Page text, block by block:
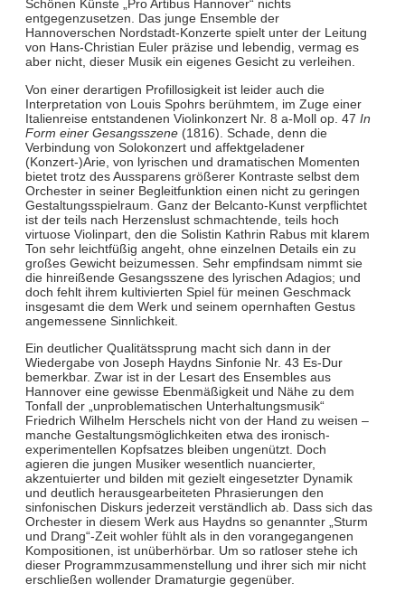
Schönen Künste „Pro Artibus Hannover“ nichts
entgegenzusetzen. Das junge Ensemble der
Hannoverschen Nordstadt-Konzerte spielt unter der Leitung
von Hans-Christian Euler präzise und lebendig, vermag es
aber nicht, dieser Musik ein eigenes Gesicht zu verleihen.
Von einer derartigen Profillosigkeit ist leider auch die
Interpretation von Louis Spohrs berühmtem, im Zuge einer
Italienreise entstandenen Violinkonzert Nr. 8 a-Moll op. 47 In
Form einer Gesangsszene(1816). Schade, denn die
Verbindung von Solokonzert und affektgeladener
(Konzert-)Arie, von lyrischen und dramatischen Momenten
bietet trotz des Aussparens größerer Kontraste selbst dem
Orchester in seiner Begleitfunktion einen nicht zu geringen
Gestaltungsspielraum. Ganz der Belcanto-Kunst verpflichtet
ist der teils nach Herzenslust schmachtende, teils hoch
virtuose Violinpart, den die Solistin Kathrin Rabus mit klarem
Ton sehr leichtfüßig angeht, ohne einzelnen Details ein zu
großes Gewicht beizumessen. Sehr empfindsam nimmt sie
die hinreißende Gesangsszene des lyrischen Adagios; und
doch fehlt ihrem kultivierten Spiel für meinen Geschmack
insgesamt die dem Werk und seinem opernhaften Gestus
angemessene Sinnlichkeit.
Ein deutlicher Qualitätssprung macht sich dann in der
Wiedergabe von Joseph Haydns Sinfonie Nr. 43 Es-Dur
bemerkbar. Zwar ist in der Lesart des Ensembles aus
Hannover eine gewisse Ebenmäßigkeit und Nähe zu dem
Tonfall der „unproblematischen Unterhaltungsmusik“
Friedrich Wilhelm Herschels nicht von der Hand zu weisen –
manche Gestaltungsmöglichkeiten etwa des ironisch-
experimentellen Kopfsatzes bleiben ungenützt. Doch
agieren die jungen Musiker wesentlich nuancierter,
akzentuierter und bilden mit gezielt eingesetzter Dynamik
und deutlich herausgearbeiteten Phrasierungen den
sinfonischen Diskurs jederzeit verständlich ab. Dass sich das
Orchester in diesem Werk aus Haydns so genannter „Sturm
und Drang“-Zeit wohler fühlt als in den vorangegangenen
Kompositionen, ist unüberhörbar. Um so ratloser stehe ich
dieser Programmzusammenstellung und ihrer sich mir nicht
erschließen wollender Dramaturgie gegenüber.